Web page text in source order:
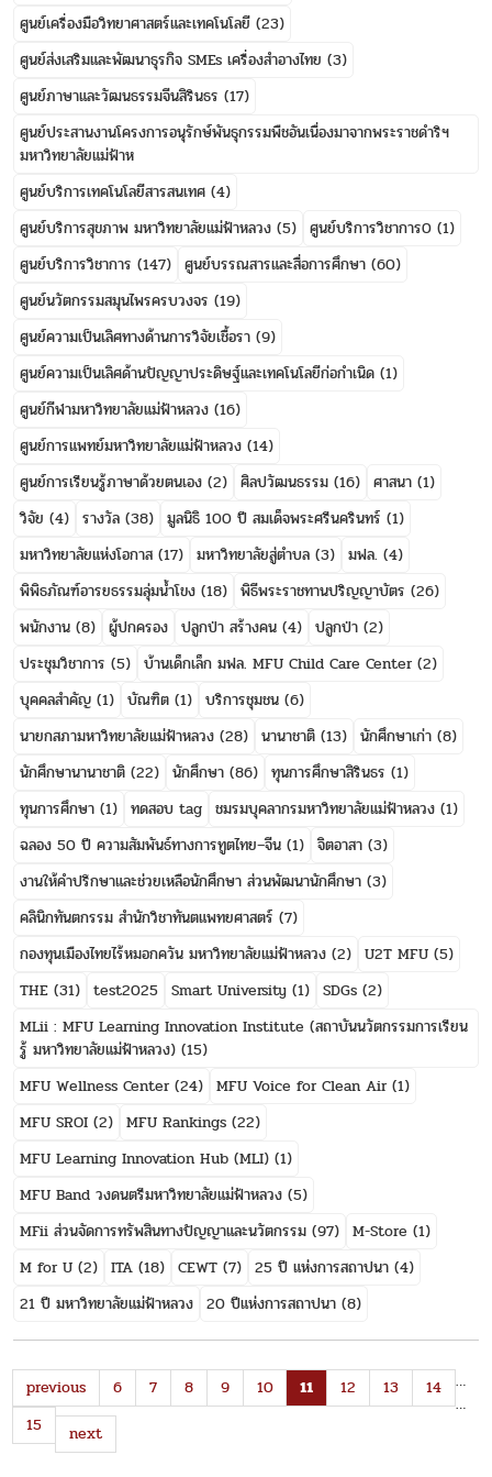
ศูนย์เครื่องมือวิทยาศาสตร์และเทคโนโลยี (23)
ศูนย์ส่งเสริมและพัฒนาธุรกิจ SMEs เครื่องสำอางไทย (3)
ศูนย์ภาษาและวัฒนธรรมจีนสิรินธร (17)
ศูนย์ประสานงานโครงการอนุรักษ์พันธุกรรมพืชอันเนื่องมาจากพระราชดำริฯ
มหาวิทยาลัยแม่ฟ้าห
ศูนย์บริการเทคโนโลยีสารสนเทศ (4)
ศูนย์บริการสุขภาพ มหาวิทยาลัยแม่ฟ้าหลวง (5) ศูนย์บริการวิชาการ0 (1)
ศูนย์บริการวิชาการ (147) ศูนย์บรรณสารและสื่อการศึกษา (60)
ศูนย์นวัตกรรมสมุนไพรครบวงจร (19)
ศูนย์ความเป็นเลิศทางด้านการวิจัยเชื้อรา (9)
ศูนย์ความเป็นเลิศด้านปัญญาประดิษฐ์และเทคโนโลยีก่อกำเนิด (1)
ศูนย์กีฬามหาวิทยาลัยแม่ฟ้าหลวง (16)
ศูนย์การแพทย์มหาวิทยาลัยแม่ฟ้าหลวง (14)
ศูนย์การเรียนรู้ภาษาด้วยตนเอง (2) ศิลปวัฒนธรรม (16) ศาสนา (1)
วิจัย (4) รางวัล (38) มูลนิธิ 100 ปี สมเด็จพระศรีนครินทร์ (1)
มหาวิทยาลัยแห่งโอกาส (17) มหาวิทยาลัยสู่ตำบล (3) มฟล. (4)
พิพิธภัณฑ์อารยธรรมลุ่มน้ำโขง (18) พิธีพระราชทานปริญญาบัตร (26)
พนักงาน (8) ผู้ปกครอง ปลูกป่า สร้างคน (4) ปลูกป่า (2)
ประชุมวิชาการ (5) บ้านเด็กเล็ก มฟล. MFU Child Care Center (2)
บุคคลสำคัญ (1) บัณฑิต (1) บริการชุมชน (6)
นายกสภามหาวิทยาลัยแม่ฟ้าหลวง (28) นานาชาติ (13) นักศึกษาเก่า (8)
นักศึกษานานาชาติ (22) นักศึกษา (86) ทุนการศึกษาสิรินธร (1)
ทุนการศึกษา (1) ทดสอบ tag ชมรมบุคลากรมหาวิทยาลัยแม่ฟ้าหลวง (1)
ฉลอง 50 ปี ความสัมพันธ์ทางการทูตไทย–จีน (1) จิตอาสา (3)
งานให้คำปรึกษาและช่วยเหลือนักศึกษา ส่วนพัฒนานักศึกษา (3)
คลินิกทันตกรรม สำนักวิชาทันตแพทยศาสตร์ (7)
กองทุนเมืองไทยไร้หมอกควัน มหาวิทยาลัยแม่ฟ้าหลวง (2) U2T MFU (5)
THE (31) test2025 Smart University (1) SDGs (2)
MLii : MFU Learning Innovation Institute (สถาบันนวัตกรรมการเรียน
รู้ มหาวิทยาลัยแม่ฟ้าหลวง) (15)
MFU Wellness Center (24) MFU Voice for Clean Air (1)
MFU SROI (2) MFU Rankings (22)
MFU Learning Innovation Hub (MLI) (1)
MFU Band วงดนตรีมหาวิทยาลัยแม่ฟ้าหลวง (5)
MFii ส่วนจัดการทรัพสินทางปัญญาและนวัตกรรม (97) M-Store (1)
M for U (2) ITA (18) CEWT (7) 25 ปี แห่งการสถาปนา (4)
21 ปี มหาวิทยาลัยแม่ฟ้าหลวง 20 ปีแห่งการสถาปนา (8)
previous …
6 7 8 9 10 11 12 13
14
15
…
next